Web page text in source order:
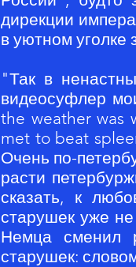
дирекции
в уютном уголке
"Так в
видеосуфлер
the weather was
met to beat
Очень по-
расти
сказать, к
старушек уже
Немца сменил
старушек: